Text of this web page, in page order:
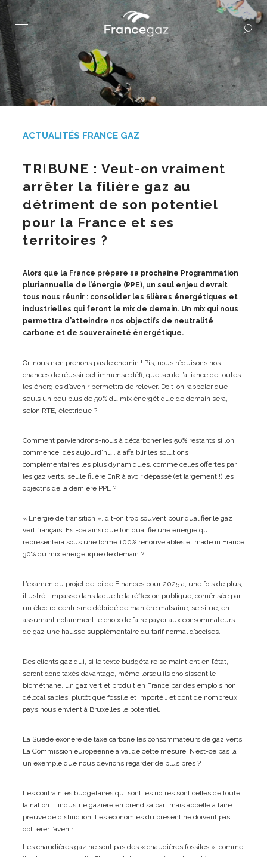
ACTUALITÉS FRANCE GAZ
TRIBUNE : Veut-on vraiment
arrêter la filière gaz au
détriment de son potentiel
pour la France et ses
territoires ?
Alors que la France prépare sa prochaine Programmation
pluriannuelle de l’énergie (PPE), un seul enjeu devrait
tous nous réunir : consolider les filières énergétiques et
industrielles qui feront le mix de demain. Un mix qui nous
permettra d’atteindre nos objectifs de neutralité
carbone et de souveraineté énergétique.
Or, nous n’en prenons pas le chemin ! Pis, nous réduisons nos
chances de réussir cet immense défi, que seule l’alliance de toutes
les énergies d’avenir permettra de relever. Doit-on rappeler que
seuls un peu plus de 50% du mix énergétique de demain sera,
selon RTE, électrique ?
Comment parviendrons-nous à décarboner les 50% restants si l’on
commence, dès aujourd’hui, à affaiblir les solutions
complémentaires les plus dynamiques, comme celles offertes par
les gaz verts, seule filière EnR à avoir dépassé (et largement !) les
objectifs de la dernière PPE ?
« Energie de transition », dit-on trop souvent pour qualifier le gaz
vert français. Est-ce ainsi que l’on qualifie une énergie qui
représentera sous une forme 100% renouvelables et made in France
30% du mix énergétique de demain ?
L’examen du projet de loi de Finances pour 2025 a, une fois de plus,
illustré l’impasse dans laquelle la réflexion publique, cornérisée par
un électro-centrisme débridé de manière malsaine, se situe, en
assumant notamment le choix de faire payer aux consommateurs
de gaz une hausse supplémentaire du tarif normal d’accises.
Des clients gaz qui, si le texte budgétaire se maintient en l’état,
seront donc taxés davantage, même lorsqu’ils choisissent le
biométhane, un gaz vert et produit en France par des emplois non
délocalisables, plutôt que fossile et importé… et dont de nombreux
pays nous envient à Bruxelles le potentiel.
La Suède exonère de taxe carbone les consommateurs de gaz verts.
La Commission européenne a validé cette mesure. N’est-ce pas là
un exemple que nous devrions regarder de plus près ?
Les contraintes budgétaires qui sont les nôtres sont celles de toute
la nation. L’industrie gazière en prend sa part mais appelle à faire
preuve de distinction. Les économies du présent ne doivent pas
oblitérer l’avenir !
Les chaudières gaz ne sont pas des « chaudières fossiles », comme